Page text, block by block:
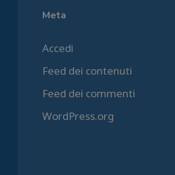
Meta
Accedi
Feed dei contenuti
Feed dei commenti
WordPress.org